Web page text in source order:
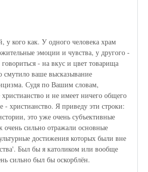
у кого как. У одного человека храм
эмоции и чувства, у другого -
- на вкус и цвет товарища
смутило ваше высказывание
Судя по Вашим словам,
и не имеет ничего общего
- христианство. Я приведу эти строки:
это уже очень субъективные
сильно отражали основные
достижения которых были вне
Был бы я католиком или вообще
сильно был бы оскорблён.